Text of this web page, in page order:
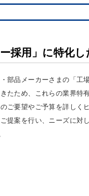
ー採用」に特化
部品メーカーさまの「工
たため、これらの業界特
ご要望やご予算を詳しく
提案を行い、ニーズに対